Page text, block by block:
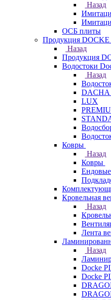
Назад
ОСБ плиты
Продукция DOCKE
Назад
Продукция
Водостоки
Назад
DACHA
LUX
Ковры
Назад
Ковры
Кровельная
Назад
Лента
Назад
Docke
Docke